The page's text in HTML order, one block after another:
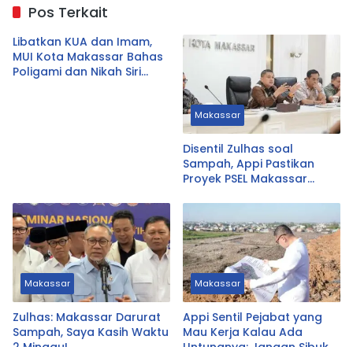
Pos Terkait
Libatkan KUA dan Imam,
MUI Kota Makassar Bahas
Poligami dan Nikah Siri
Makassar
Disentil Zulhas soal
Sampah, Appi Pastikan
Proyek PSEL Makassar
Makassar
Zulhas: Makassar Darurat
Sampah, Saya Kasih Waktu
Makassar
Appi Sentil Pejabat yang
Mau Kerja Kalau Ada